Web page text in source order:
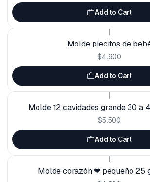
Add to Cart
Molde piecitos de
$4.900
Add to Cart
Molde 12 cavidades grande 30 a
$5.500
Add to Cart
Molde corazón ❤ pequeño 25